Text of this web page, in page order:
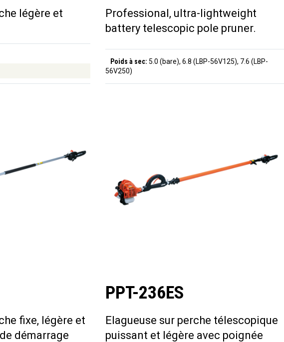
légère et
Professional, ultra-lightweight
battery telescopic pole pruner.
Poids à sec: 5.0 (bare), 6.8 (LBP-56V125), 7.6 (LBP-
56V250)
fixe, légère et
démarrage
PPT-236ES
Elagueuse sur perche télescopique
puissant et légère avec poignée